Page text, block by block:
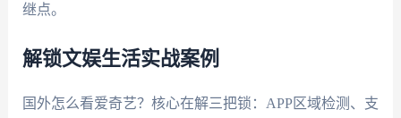
继点。
解锁文娱生活实战案例
国外怎么看爱奇艺？核心在解三把锁：APP区域检测、支